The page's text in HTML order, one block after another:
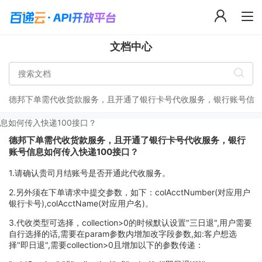
文档中心
德邦下单需代收货款服务，且开通了银行卡号代收服务，银行账号信
息如何传入快递100接口？
德邦下单需代收货款服务，且开通了银行卡号代收服务，银行
账号信息如何传入快递100接口？
1.请确认贵司月结账号是否开通此代收服务。
2.另外须在下单请求中提交参数，如下：colAcctNumber(对应用户
银行卡号),colAcctName(对应用户名)。
3.代收类型可选择，collection>0的时候默认设置"三日退",用户需要
自行选择的话,需要在param参数内增加改字段参数,如:客户想选
择"即日退",需要collection>0且增加以下的参数传递：